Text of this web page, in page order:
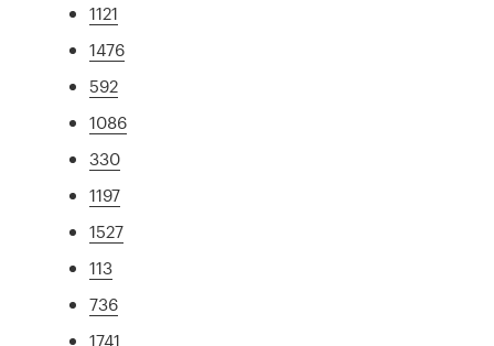
1121
1476
592
1086
330
1197
1527
113
736
1741